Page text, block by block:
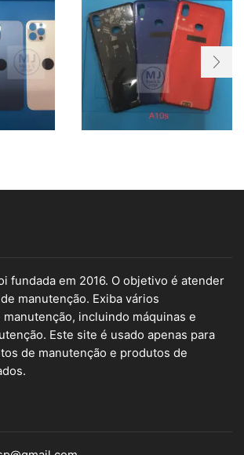
fundada em 2016. O objetivo é atender
manutenção. Exiba vários
incluindo máquinas e
Este site é usado apenas para
de manutenção e produtos de